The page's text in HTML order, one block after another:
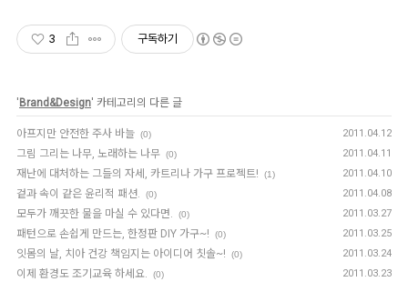
3 구독하기
'Brand&Design' 카테고리의 다른 글
아프지만 안전한 주사 바늘 (0) 2011.04.12
그림 그리는 나무, 노래하는 나무 (0) 2011.04.11
재난에 대처하는 그들의 자세, 카트리나 가구 프로젝트! (1) 2011.04.10
겉과 속이 같은 윤리적 패션. (0) 2011.04.08
모두가 깨끗한 물을 마실 수 있다면. (0) 2011.03.27
패턴으로 손쉽게 만드는, 한정판 DIY 가구~! (0) 2011.03.25
잇몸의 날, 치아 건강 책임지는 아이디어 칫솔~! (0) 2011.03.24
이제 환경도 조기교육 하세요. (0) 2011.03.23